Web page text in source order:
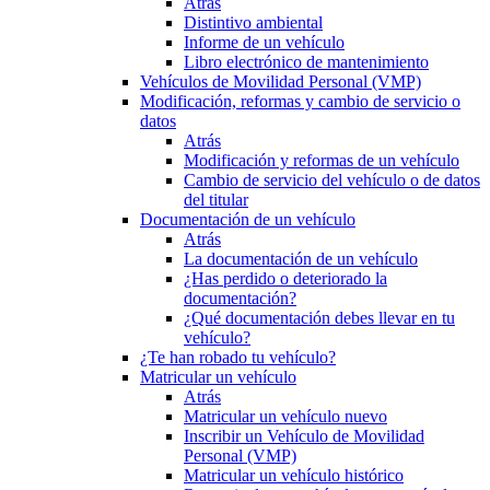
Distintivo ambiental
Informe de un vehículo
Libro electrónico de mantenimiento
Vehículos de Movilidad Personal (VMP)
Modificación, reformas y cambio de servicio o
datos
Atrás
Modificación y reformas de un vehículo
Cambio de servicio del vehículo o de datos
del titular
Documentación de un vehículo
Atrás
La documentación de un vehículo
¿Has perdido o deteriorado la
documentación?
¿Qué documentación debes llevar en tu
vehículo?
¿Te han robado tu vehículo?
Matricular un vehículo
Atrás
Matricular un vehículo nuevo
Inscribir un Vehículo de Movilidad
Personal (VMP)
Matricular un vehículo histórico